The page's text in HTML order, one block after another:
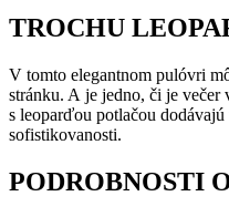
TROCHU
V tomto elegantnom pulóvri
stránku. A je jedno, či je večer
s leoparďou potlačou
sofistikovanosti.
PODROBNOSTI